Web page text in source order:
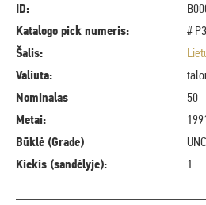
ID:
Katalogo pick numeris:
#
Šalis:
Valiuta:
Nominalas
50
Metai:
Būklė (Grade)
UNC
Kiekis (sandėlyje):
1